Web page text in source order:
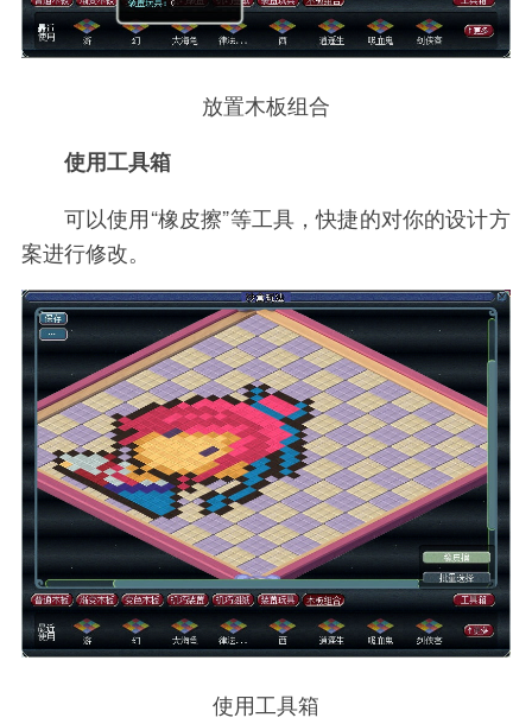
放置木板组合
使用工具箱
可以使用“橡皮擦”等工具，快捷的对你的设计方
案进行修改。
使用工具箱